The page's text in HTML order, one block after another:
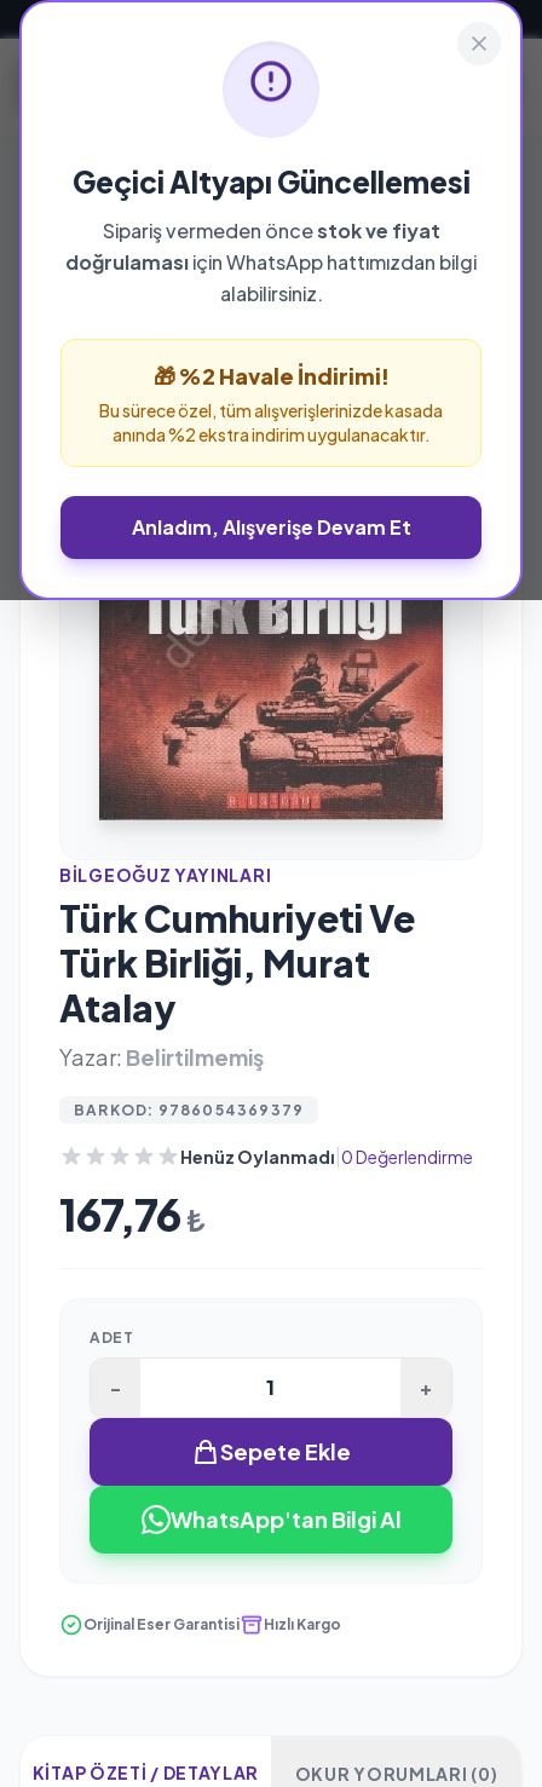
Geçici Altyapı Güncellemesi
Sipariş vermeden öncestok ve fiyat
doğrulamasıiçin WhatsApp hattımızdan bilgi
alabilirsiniz.
🎁 %2 Havale İndirimi!
Bu sürece özel, tüm alışverişlerinizde kasada
anında %2 ekstra indirim uygulanacaktır.
Anladım, Alışverişe Devam Et
BILGEOĞUZ YAYINLARI
Türk Cumhuriyeti Ve
Türk Birliği, Murat
Atalay
Yazar: Belirtilmemiş
BARKOD: 9786054369379
Henüz Oylanmadı 0 Değerlendirme
167,76 ₺
ADET
- +
Sepete Ekle
WhatsApp'tan Bilgi Al
Orijinal Eser Garantisi Hızlı Kargo
KITAP ÖZETI / DETAYLAR OKUR YORUMLARI (0)